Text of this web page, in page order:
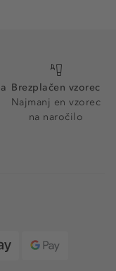
Brezplačen vzorec
Najmanj en vzorec
na naročilo